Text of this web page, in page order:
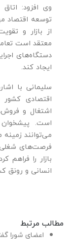
وی افزود:
توسعه اقتصاد
از بازار و
معتقد است
دستگاه‌های
ایجاد کند.
سلیمانی با
اقتصادی کشور
اشتغال و
است. پیشخوان
می‌توانند
فرصت‌های شغلی
بازار را فراهم
انسانی و رونق
مطالب مرتبط
اعضای شورا